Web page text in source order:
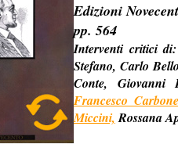
Edizioni
pp. 564
Interventi critici
Stefano, Carlo
Conte, Giovanni
Francesco Carbone
Miccini,Rossana